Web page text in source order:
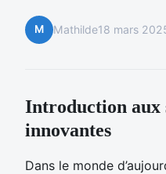
M Mathilde18 mars
Introduction aux
innovantes
Dans le monde